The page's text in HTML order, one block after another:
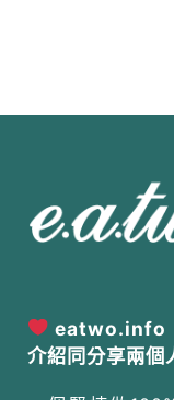
介紹同分享兩個